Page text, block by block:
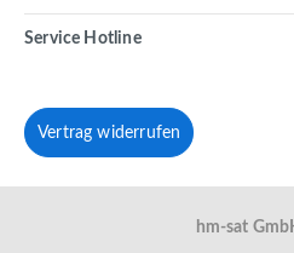
Service Hotline
Vertrag widerrufen
hm-sat